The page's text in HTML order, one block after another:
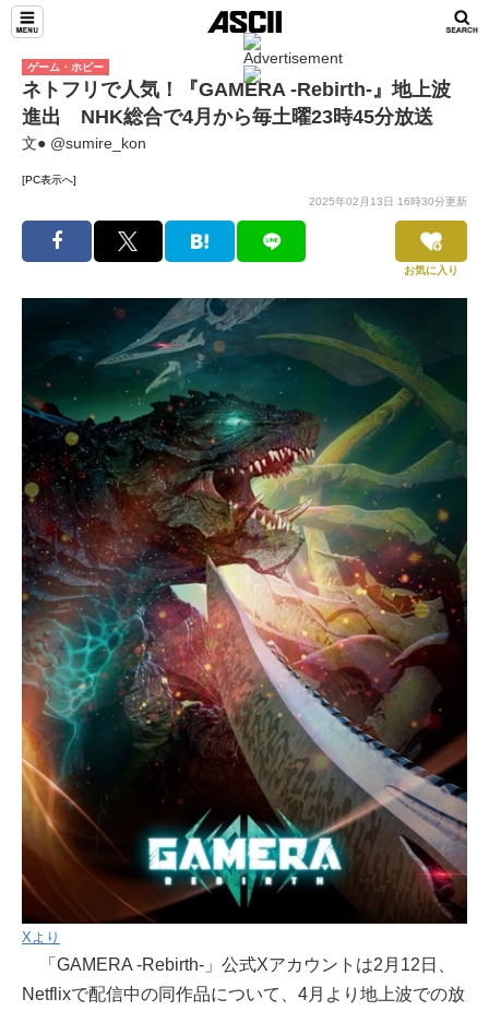
ゲーム・ホビー
ネトフリで人気！『GAMERA -Rebirth-』地上波
進出 NHK総合で4月から毎土曜23時45分放送
文● @sumire_kon
[PC表示へ]
2025年02月13日 16時30分更新
お気に入り
Xより
「GAMERA -Rebirth-」公式Xアカウントは2月12日、
Netflixで配信中の同作品について、4月より地上波での放